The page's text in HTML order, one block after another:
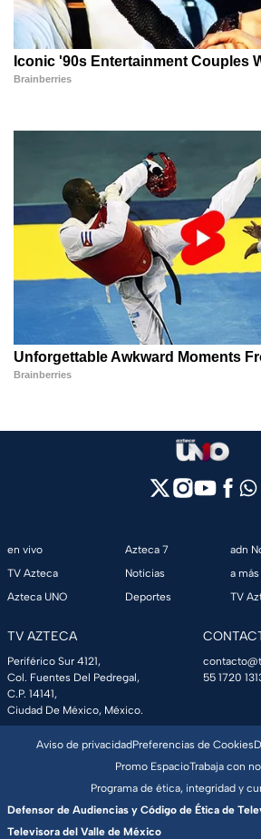
en vivo
TV Azteca
Azteca UNO
Azteca 7
Noticias
Deportes
adn
a más
TV
TV AZTECA
Periférico Sur 4121,
Col. Fuentes Del Pedregal,
C.P. 14141,
Ciudad De México, México.
55 1720
Aviso de privacidadPreferencias de Cookies
Promo EspacioTrabaja con
Programa de ética, integridad y
Defensor de Audiencias y Código de Ética de
Televisora del Valle de México